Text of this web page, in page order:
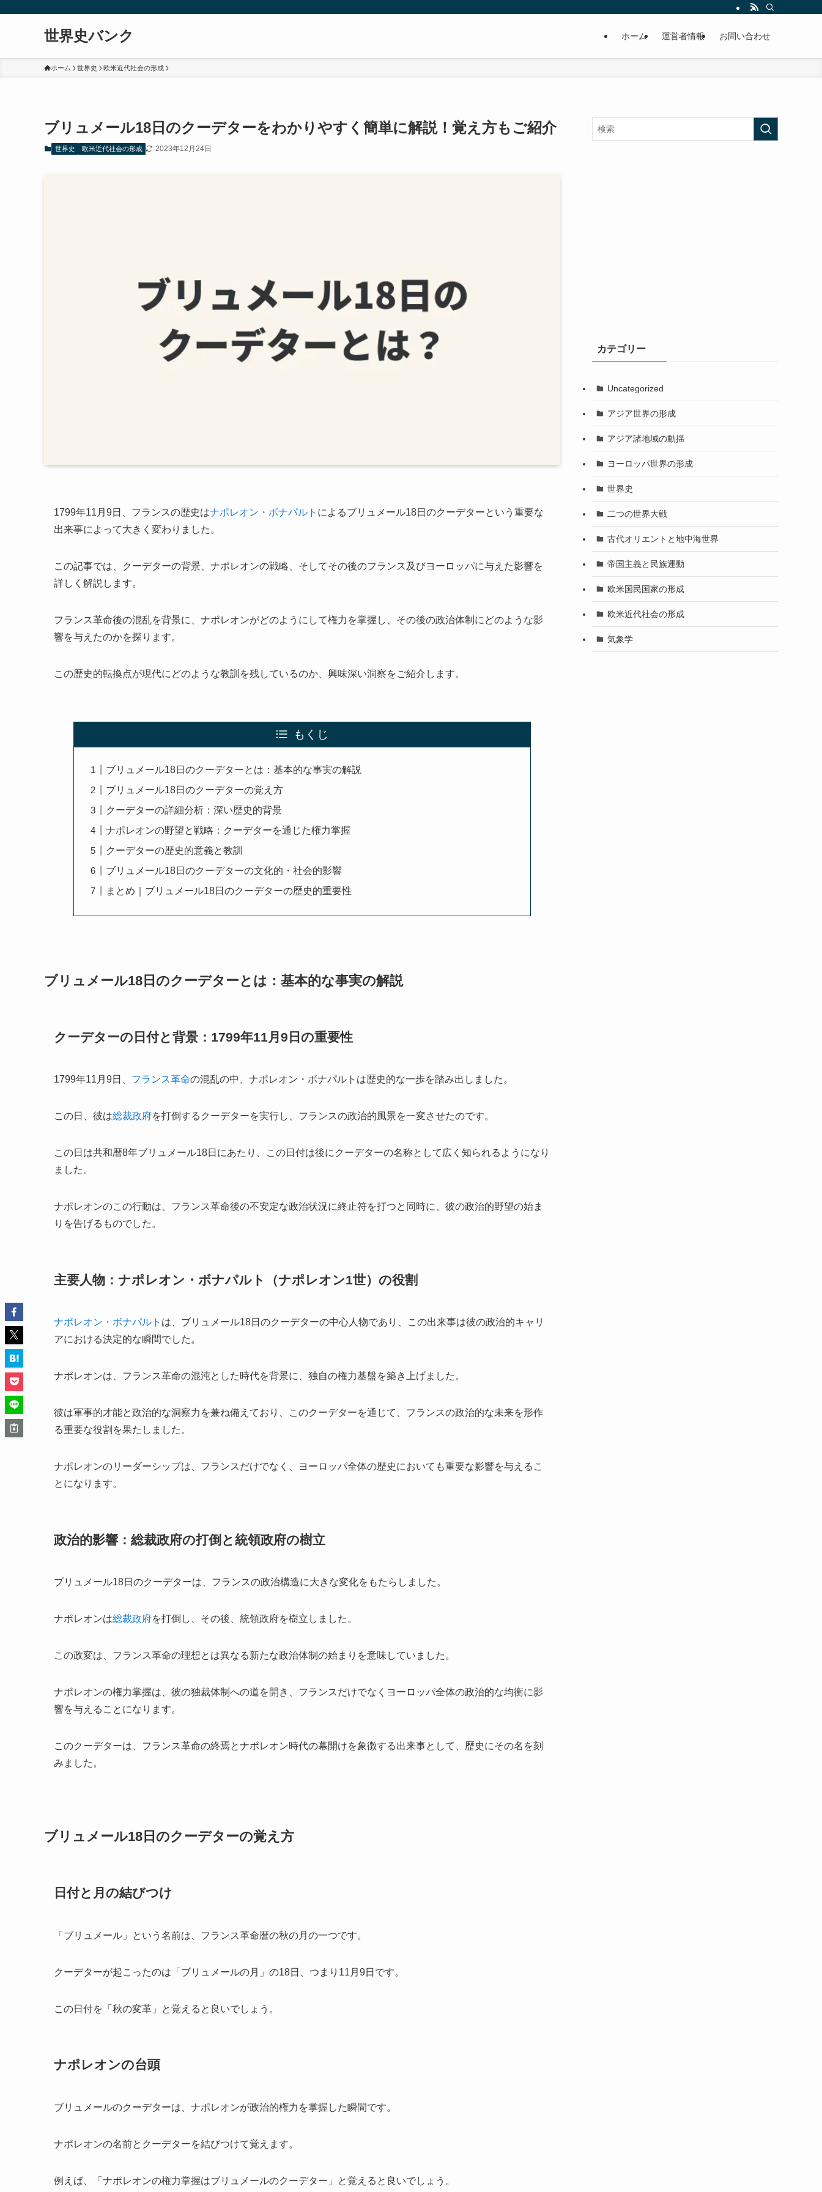
世界史バンク ホーム 運営者情報 お問い合わせ
ホーム 世界史 欧米近代社会の形成
ブリュメール18日のクーデターをわかりやすく簡単に解説！覚え方もご紹介
世界史 欧米近代社会の形成 2023年12月24日
1799年11月9日、フランスの歴史はナポレオン・ボナパルト によるブリュメール18日のクーデターという重要な
出来事によって大きく変わりました。
この記事では、クーデターの背景、ナポレオンの戦略、そしてその後のフランス及びヨーロッパに与えた影響を
詳しく解説します。
フランス革命後の混乱を背景に、ナポレオンがどのようにして権力を掌握し、その後の政治体制にどのような影
響を与えたのかを探ります。
この歴史的転換点が現代にどのような教訓を残しているのか、興味深い洞察をご紹介します。
もくじ
ブリュメール18日のクーデターとは：基本的な事実の解説
ブリュメール18日のクーデターの覚え方
クーデターの詳細分析：深い歴史的背景
ナポレオンの野望と戦略：クーデターを通じた権力掌握
クーデターの歴史的意義と教訓
ブリュメール18日のクーデターの文化的・社会的影響
まとめ｜ブリュメール18日のクーデターの歴史的重要性
ブリュメール18日のクーデターとは：基本的な事実の解説
クーデターの日付と背景：1799年11月9日の重要性
1799年11月9日、 フランス革命の混乱の中、ナポレオン・ボナパルトは歴史的な一歩を踏み出しました。
この日、彼は総裁政府を打倒するクーデターを実行し、フランスの政治的風景を一変させたのです。
この日は共和暦8年ブリュメール18日にあたり、この日付は後にクーデターの名称として広く知られるようになり
ました。
ナポレオンのこの行動は、フランス革命後の不安定な政治状況に終止符を打つと同時に、彼の政治的野望の始ま
りを告げるものでした。
主要人物：ナポレオン・ボナパルト（ナポレオン1世）の役割
ナポレオン・ボナパルト は、ブリュメール18日のクーデターの中心人物であり、この出来事は彼の政治的キャリ
アにおける決定的な瞬間でした。
ナポレオンは、フランス革命の混沌とした時代を背景に、独自の権力基盤を築き上げました。
彼は軍事的才能と政治的な洞察力を兼ね備えており、このクーデターを通じて、フランスの政治的な未来を形作
る重要な役割を果たしました。
ナポレオンのリーダーシップは、フランスだけでなく、ヨーロッパ全体の歴史においても重要な影響を与えるこ
とになります。
政治的影響：総裁政府の打倒と統領政府の樹立
ブリュメール18日のクーデターは、フランスの政治構造に大きな変化をもたらしました。
ナポレオンは総裁政府を打倒し、その後、統領政府を樹立しました。
この政変は、フランス革命の理想とは異なる新たな政治体制の始まりを意味していました。
ナポレオンの権力掌握は、彼の独裁体制への道を開き、フランスだけでなくヨーロッパ全体の政治的な均衡に影
響を与えることになります。
このクーデターは、フランス革命の終焉とナポレオン時代の幕開けを象徴する出来事として、歴史にその名を刻
みました。
ブリュメール18日のクーデターの覚え方
日付と月の結びつけ
「ブリュメール」という名前は、フランス革命暦の秋の月の一つです。
クーデターが起こったのは「ブリュメールの月」の18日、つまり11月9日です。
この日付を「秋の変革」と覚えると良いでしょう。
ナポレオンの台頭
ブリュメールのクーデターは、ナポレオンが政治的権力を掌握した瞬間です。
ナポレオンの名前とクーデターを結びつけて覚えます。
例えば、「ナポレオンの権力掌握はブリュメールのクーデター」と覚えると良いでしょう。
カテゴリー
Uncategorized
アジア世界の形成
アジア諸地域の動揺
ヨーロッパ世界の形成
世界史
二つの世界大戦
古代オリエントと地中海世界
帝国主義と民族運動
欧米国民国家の形成
欧米近代社会の形成
気象学